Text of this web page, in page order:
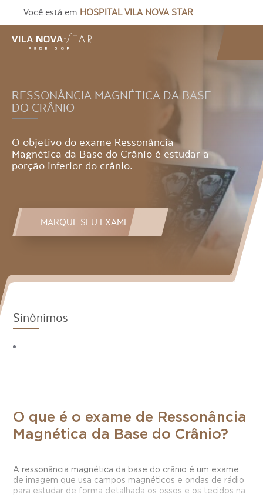
Você está em HOSPITAL VILA NOVA STAR
RESSONÂNCIA MAGNÉTICA DA BASE
DO CRÂNIO
O objetivo do exame Ressonância
Magnética da Base do Crânio é estudar a
porção inferior do crânio.
MARQUE SEU EXAME
Sinônimos
O que é o exame de Ressonância
Magnética da Base do Crânio?
A ressonância magnética da base do crânio é um exame
de imagem que usa campos magnéticos e ondas de rádio
para estudar de forma detalhada os ossos e os tecidos na